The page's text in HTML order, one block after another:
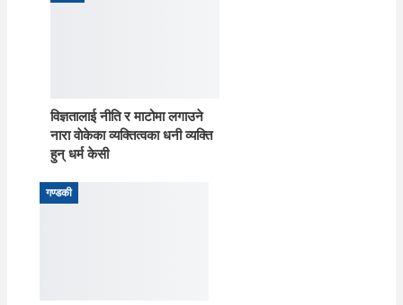
विज्ञतालाई नीति र माटोमा लगाउने
नारा वाेकेका व्यक्तित्वका धनी व्यक्ति
हुन् धर्म केसी
गण्डकी